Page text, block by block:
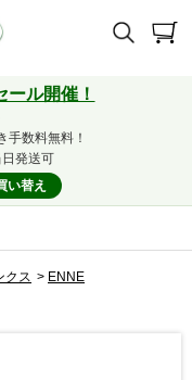
ル開催！
手数料無料！
発送可
い替え
クス > ENNE